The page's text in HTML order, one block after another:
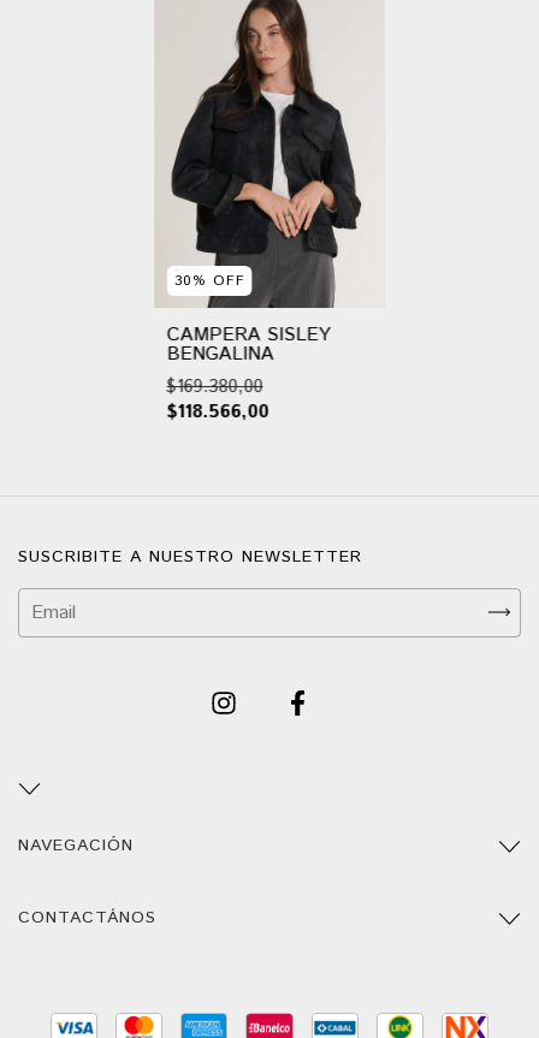
30% OFF
CAMPERA SISLEY
BENGALINA
$169.380,00
$118.566,00
SUSCRIBITE A NUESTRO NEWSLETTER
NAVEGACIÓN
CONTACTÁNOS